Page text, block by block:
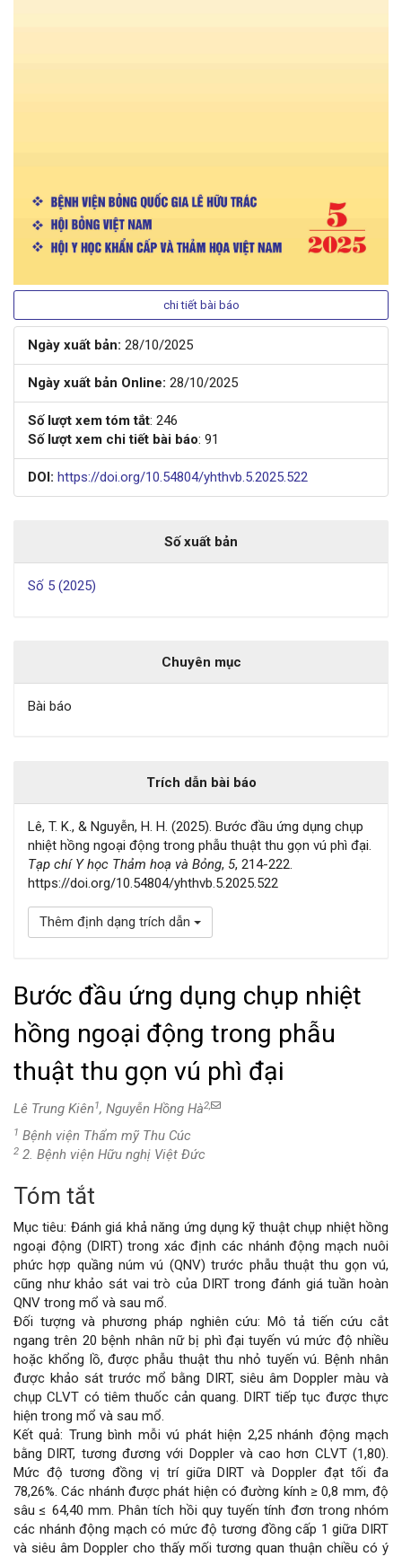
chi tiết bài báo
Ngày xuất bản: 28/10/2025
Ngày xuất bản Online: 28/10/2025
Số lượt xem tóm tắt: 246
Số lượt xem chi tiết bài báo: 91
DOI: https://doi.org/10.54804/yhthvb.5.2025.522
Số xuất bản
Số 5 (2025)
Chuyên mục
Bài báo
Trích dẫn bài báo
Lê, T. K., & Nguyễn, H. H. (2025). Bước đầu ứng dụng chụp
nhiệt hồng ngoại động trong phẫu thuật thu gọn vú phì đại.
Tạp chí Y học Thảm hoạ và Bỏng, 5, 214-222.
https://doi.org/10.54804/yhthvb.5.2025.522
Thêm định dạng trích dẫn
Bước đầu ứng dụng chụp nhiệt
hồng ngoại động trong phẫu
thuật thu gọn vú phì đại
Lê Trung Kiên1, Nguyễn Hồng Hà2,
1 Bệnh viện Thẩm mỹ Thu Cúc
2 2. Bệnh viện Hữu nghị Việt Đức
Nội
dung
chính
của
bài
viết
Tóm tắt
Mục tiêu: Đánh giá khả năng ứng dụng kỹ thuật chụp nhiệt hồng
ngoại động (DIRT) trong xác định các nhánh động mạch nuôi
phức hợp quầng núm vú (QNV) trước phẫu thuật thu gọn vú,
cũng như khảo sát vai trò của DIRT trong đánh giá tuần hoàn
QNV trong mổ và sau mổ.
Đối tượng và phương pháp nghiên cứu: Mô tả tiến cứu cắt
ngang trên 20 bệnh nhân nữ bị phì đại tuyến vú mức độ nhiều
hoặc khổng lồ, được phẫu thuật thu nhỏ tuyến vú. Bệnh nhân
được khảo sát trước mổ bằng DIRT, siêu âm Doppler màu và
chụp CLVT có tiêm thuốc cản quang. DIRT tiếp tục được thực
hiện trong mổ và sau mổ.
Kết quả: Trung bình mỗi vú phát hiện 2,25 nhánh động mạch
bằng DIRT, tương đương với Doppler và cao hơn CLVT (1,80).
Mức độ tương đồng vị trí giữa DIRT và Doppler đạt tối đa
78,26%. Các nhánh được phát hiện có đường kính ≥ 0,8 mm, độ
sâu ≤ 64,40 mm. Phân tích hồi quy tuyến tính đơn trong nhóm
các nhánh động mạch có mức độ tương đồng cấp 1 giữa DIRT
và siêu âm Doppler cho thấy mối tương quan thuận chiều có ý